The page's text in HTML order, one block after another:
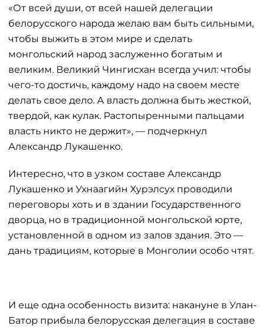
«От всей души, от всей нашей делегации
белорусского народа желаю вам быть сильными,
чтобы выжить в этом мире и сделать
монгольский народ заслуженно богатым и
великим. Великий Чингисхан всегда учил: чтобы
чего-то достичь, каждому надо на своем месте
делать свое дело. А власть должна быть жесткой,
твердой, как кулак. Растопыренными пальцами
власть никто не держит», — подчеркнул
Александр Лукашенко.
Интересно, что в узком составе Александр
Лукашенко и Ухнаагийн Хурэлсух проводили
переговоры хоть и в здании Государственного
дворца, но в традиционной монгольской юрте,
установленной в одном из залов здания. Это —
дань традициям, которые в Монголии особо чтят.
И еще одна особенность визита: накануне в Улан-
Батор прибыла белорусская делегация в составе